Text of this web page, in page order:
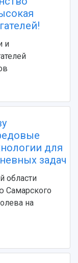
кампус
организации
и
для
задач
области
Самарского
на